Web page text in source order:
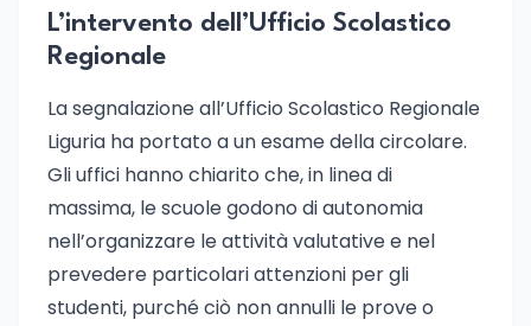
L’intervento dell’Ufficio Scolastico
Regionale
La segnalazione all’Ufficio Scolastico Regionale
Liguria ha portato a un esame della circolare.
Gli uffici hanno chiarito che, in linea di
massima, le scuole godono di autonomia
nell’organizzare le attività valutative e nel
prevedere particolari attenzioni per gli
studenti, purché ciò non annulli le prove o